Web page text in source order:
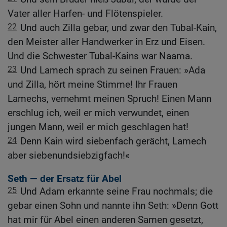
Vater aller Harfen- und Flötenspieler.
22 Und auch Zilla gebar, und zwar den Tubal-Kain,
den Meister aller Handwerker in Erz und Eisen.
Und die Schwester Tubal-Kains war Naama.
23 Und Lamech sprach zu seinen Frauen: »Ada
und Zilla, hört meine Stimme! Ihr Frauen
Lamechs, vernehmt meinen Spruch! Einen Mann
erschlug ich, weil er mich verwundet, einen
jungen Mann, weil er mich geschlagen hat!
24 Denn Kain wird siebenfach gerächt, Lamech
aber siebenundsiebzigfach!«
Seth — der Ersatz für Abel
25 Und Adam erkannte seine Frau nochmals; die
gebar einen Sohn und nannte ihn Seth: »Denn Gott
hat mir für Abel einen anderen Samen gesetzt,